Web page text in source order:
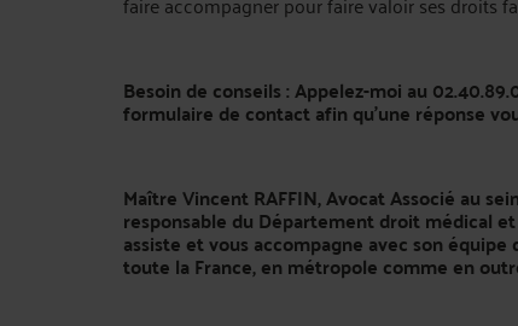
Besoin de conseils : Appelez-moi au
formulaire de contact afin qu’une réponse
Maître Vincent RAFFIN, Avocat Associé au
responsable du Département droit médical
assiste et vous accompagne avec son
toute la France, en métropole comme en